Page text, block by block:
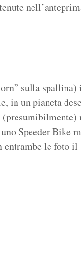
sulla spallina)
in un pianeta
Speeder Bike
entrambe le foto